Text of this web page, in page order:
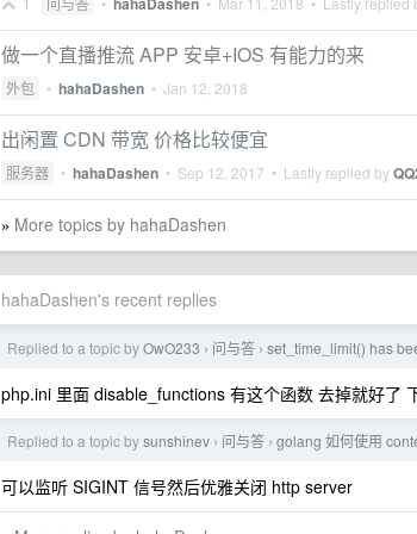
做一个直播推流 APP 安卓+IOS 有能力的来
外包 • hahaDashen • Jan 12, 2018
出闲置 CDN 带宽 价格比较便宜
服务器 • hahaDashen • Sep 12, 2017 • Lastly replied by
» More topics by hahaDashen
hahaDashen's recent replies
Replied to a topic byOwO233 › 问与答 › set_time_limit() has
php.ini 里面 disable_functions 有这个函数 去掉就好了
Replied to a topic bysunshinev › 问与答 › golang 如何使用
可以监听 SIGINT 信号然后优雅关闭 http server